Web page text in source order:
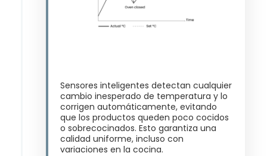
Sensores inteligentes detectan cualquier
cambio inesperado de temperatura y lo
corrigen automáticamente, evitando
que los productos queden poco cocidos
o sobrecocinados. Esto garantiza una
calidad uniforme, incluso con
variaciones en la cocina​.